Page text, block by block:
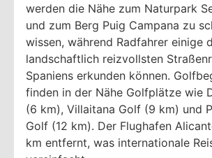
werden die Nähe zum Naturpark
und zum Berg Puig Campana zu
wissen, während Radfahrer einige
landschaftlich reizvollsten
Spaniens erkunden können.
finden in der Nähe Golfplätze wie
(6 km), Villaitana Golf (9 km) und
Golf (12 km). Der Flughafen
km entfernt, was internationale